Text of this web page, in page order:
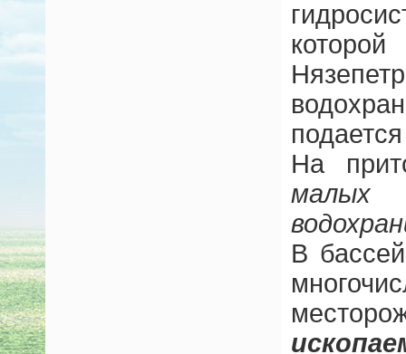
На
В